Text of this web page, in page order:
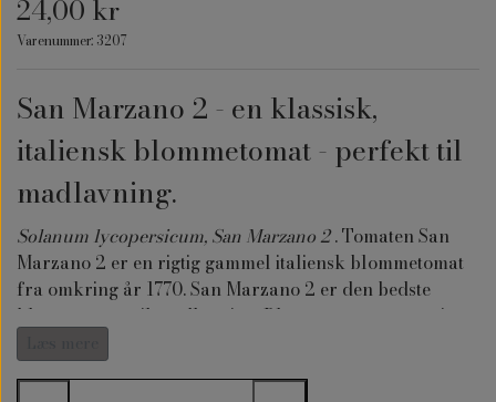
24,00 kr
Varenummer: 3207
San Marzano 2 - en klassisk,
italiensk blommetomat - perfekt til
madlavning.
Solanum lycopersicum, San Marzano 2. Tomaten San
Marzano 2 er en rigtig gammel italiensk blommetomat
fra omkring år 1770. San Marzano 2 er den bedste
blommetomat til madlavning. Blommetomaterne vejer
kødsauce og tomatsuppe.